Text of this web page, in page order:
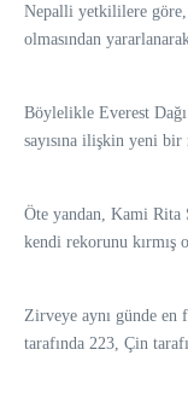
Nepalli yetkililere göre,
olmasından
Böylelikle Everest
sayısına ilişkin yeni bir
Öte yandan, Kami Rita
kendi rekorunu kırmış
Zirveye aynı günde en
tarafında 223, Çin